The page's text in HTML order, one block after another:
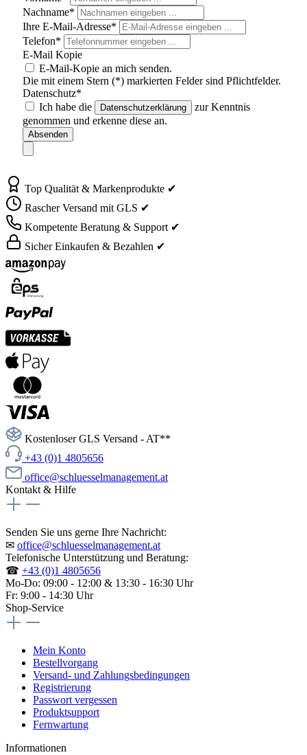
Nachname*
Ihre E-Mail-Adresse*
Telefon*
E-Mail Kopie
E-Mail-Kopie an mich senden.
Die mit einem Stern (*) markierten Felder sind Pflichtfelder.
Datenschutz*
Ich habe die
Datenschutzerklärung
zur Kenntnis
genommen und erkenne diese an.
Absenden
Top Qualität & Markenprodukte ✔
Rascher Versand mit GLS ✔
Kompetente Beratung & Support ✔
Sicher Einkaufen & Bezahlen ✔
Kostenloser GLS Versand - AT**
+43 (0)1 4805656
office@schluesselmanagement.at
Kontakt & Hilfe
Senden Sie uns gerne Ihre Nachricht:
✉ office@schluesselmanagement.at
Telefonische Unterstützung und Beratung:
☎ +43 (0)1 4805656
Mo-Do: 09:00 - 12:00 & 13:30 - 16:30 Uhr
Fr: 9:00 - 14:30 Uhr
Shop-Service
Mein Konto
Bestellvorgang
Versand- und Zahlungsbedingungen
Registrierung
Passwort vergessen
Produktsupport
Fernwartung
Informationen